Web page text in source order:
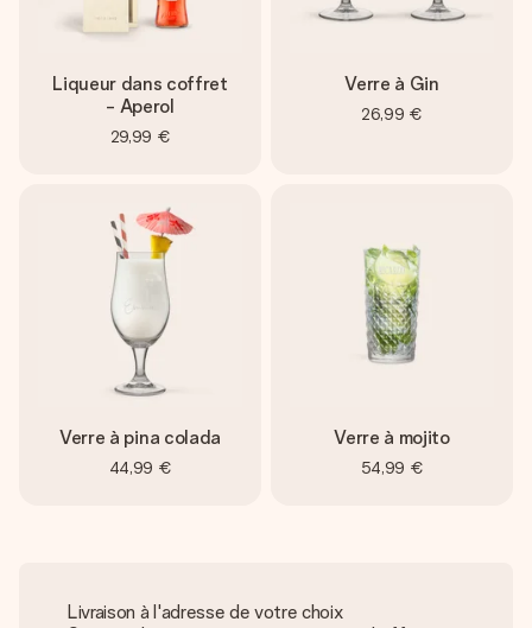
Liqueur dans coffret
- Aperol
29,99 €
Verre à Gin
26,99 €
Verre à pina colada
44,99 €
Verre à mojito
54,99 €
Livraison à l'adresse de votre choix